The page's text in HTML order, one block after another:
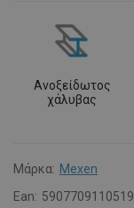
Ανοξείδωτος
χάλυβας
Μάρκα: Mexen
Ean: 5907709110519